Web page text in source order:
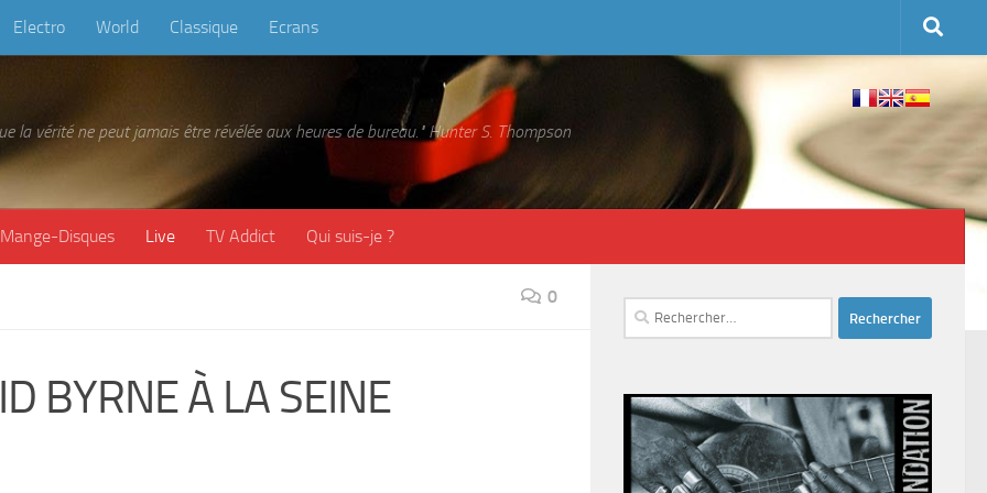
Electro World Classique Ecrans
la vérité ne peut jamais être révélée aux heures de bureau." Hunter S. Thompson
Mange-Disques Live TV Addict Qui suis-je ?
0
BYRNE À LA SEINE
Rechercher :